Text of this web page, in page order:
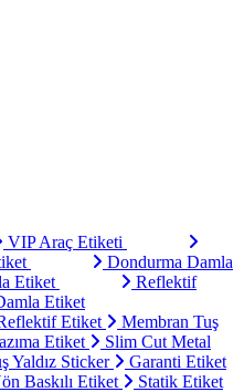
VIP Araç Etiketi
Dondurma Damla
Etiket
Reflektif
Etiket
Etiket
Membran Tuş
Etiket
Slim Cut Metal
Yaldız Sticker
Garanti Etiket
Baskılı Etiket Statik Etiket